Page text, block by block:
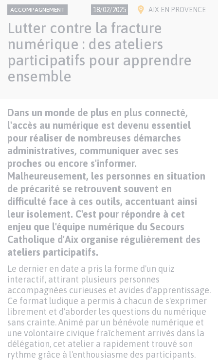
CONTENU
NATIONAL
Thème
ACCOMPAGNEMENT 18/02/2025 Ville(s)
AIX EN PROVENCE
Lutter contre la fracture
numérique : des ateliers
participatifs pour apprendre
ensemble
Paragraphes
de
Texte
Dans un monde de plus en plus connecté,
l'accès au numérique est devenu essentiel
pour réaliser de nombreuses démarches
administratives, communiquer avec ses
proches ou encore s'informer.
Malheureusement, les personnes en situation
de précarité se retrouvent souvent en
difficulté face à ces outils, accentuant ainsi
leur isolement. C'est pour répondre à cet
enjeu que l'équipe numérique du Secours
Catholique d'Aix organise régulièrement des
ateliers participatifs.
Le dernier en date a pris la forme d'un quiz
interactif, attirant plusieurs personnes
accompagnées curieuses et avides d'apprentissage.
Ce format ludique a permis à chacun de s'exprimer
librement et d'aborder les questions du numérique
sans crainte. Animé par un bénévole numérique et
une volontaire civique fraîchement arrivés dans la
délégation, cet atelier a rapidement trouvé son
rythme grâce à l'enthousiasme des participants.